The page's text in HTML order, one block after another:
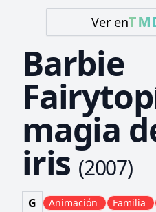
Ver en
Barbie
magia
iris (2007)
G Animación Familia